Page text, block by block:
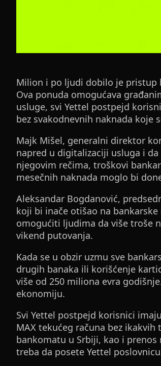
Milion i po ljudi dobilo je pristup
Ova ponuda omogućava
usluge, svi Yettel postpejd
bez svakodnevnih naknada koje
Majk Mišel, generalni direktor
napred u digitalizaciji usluga i
njegovim rečima, troškovi
mesečnih naknada moglo bi
Aleksandar Bogdanović,
koji bi inače otišao na
omogućiti ljudima da više troše
vikend putovanja.
Kada se u obzir uzmu sve
drugih banaka ili korišćenje
više od 250 miliona evra
ekonomiju.
Svi Yettel postpejd korisnici
MAX tekućeg računa bez
bankomatu u Srbiji, kao i prenos
treba da posete Yettel